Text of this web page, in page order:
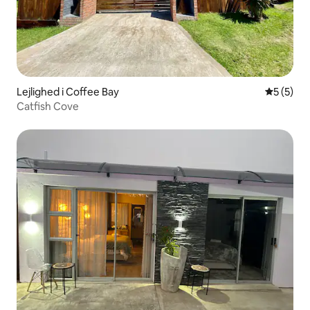
Lejlighed i Coffee Bay 5 ud af 5
5 (5)
Catfish Cove